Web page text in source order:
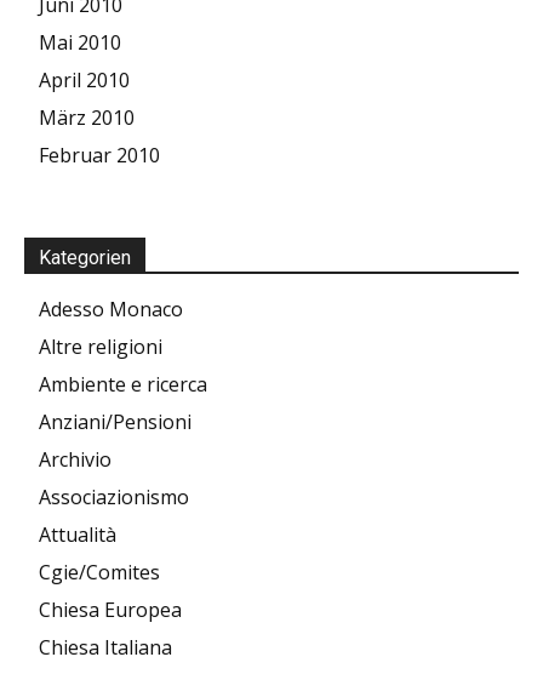
Mai 2010
April 2010
März 2010
Februar 2010
Kategorien
Adesso Monaco
Altre religioni
Ambiente e ricerca
Anziani/Pensioni
Archivio
Associazionismo
Attualità
Cgie/Comites
Chiesa Europea
Chiesa Italiana